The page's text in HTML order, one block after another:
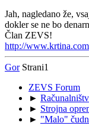
Jah, nagledano že,
dokler se ne bo
Član ZEVS!
http://www.krtina.com
Gor Strani1
ZEVS Forum
►
► Strojna
► "Malo"